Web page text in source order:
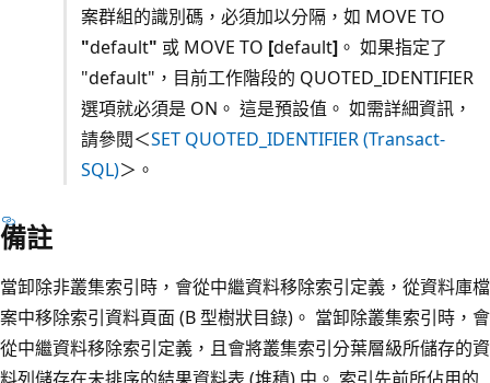
案群組的識別碼，必須加以分隔，如 MOVE TO
"default" 或 MOVE TO [default]。 如果指定了
"default"，目前工作階段的 QUOTED_IDENTIFIER
選項就必須是 ON。 這是預設值。 如需詳細資訊，
請參閱＜SET QUOTED_IDENTIFIER (Transact-
SQL)＞。
備註
當卸除非叢集索引時，會從中繼資料移除索引定義，從資料庫檔
案中移除索引資料頁面 (B 型樹狀目錄)。 當卸除叢集索引時，會
從中繼資料移除索引定義，且會將叢集索引分葉層級所儲存的資